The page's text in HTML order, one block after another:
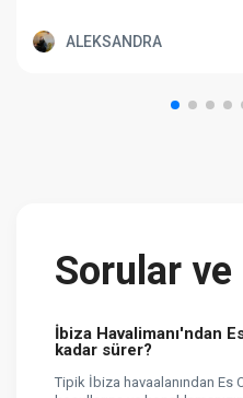
ALEKSANDRA
Sorular
İbiza Havalimanı'ndan
kadar sürer?
Tipik İbiza havaalanından Es